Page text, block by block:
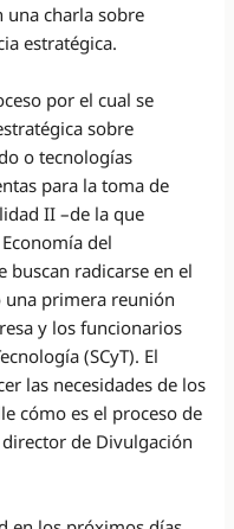
una charla sobre
estratégica.
por el cual se
sobre
o tecnologías
para la toma de
II –de la que
del
buscan radicarse en el
primera reunión
y los funcionarios
(SCyT). El
las necesidades de los
cómo es el proceso de
de Divulgación